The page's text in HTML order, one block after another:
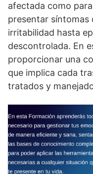
afectada como
presentar sí­ntomas
irritabilidad hasta
descontrolada. En
proporcionar una
que implica cada
tratados y